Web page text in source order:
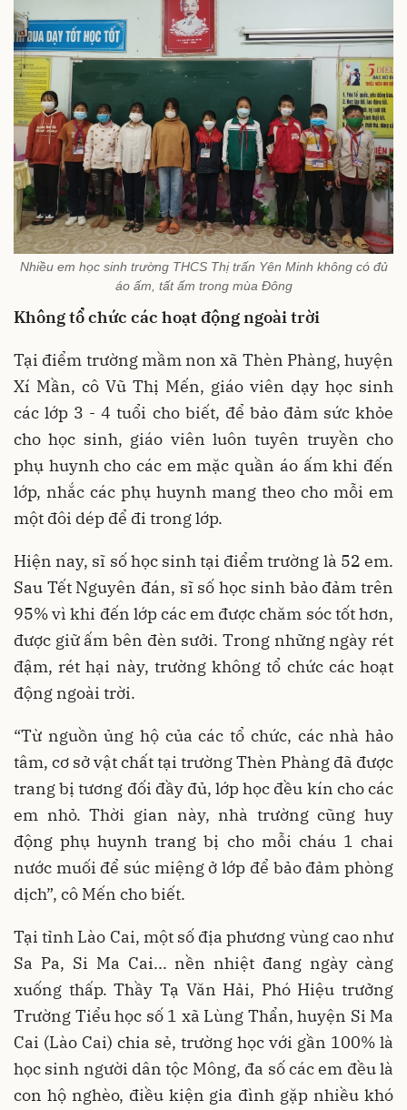
Nhiều em học sinh trường THCS Thị trấn Yên Minh không có đủ
áo ấm, tất ấm trong mùa Đông
Không tổ chức các hoạt động ngoài trời
Tại điểm trường mầm non xã Thèn Phàng, huyện
Xí Mần, cô Vũ Thị Mến, giáo viên dạy học sinh
các lớp 3 - 4 tuổi cho biết, để bảo đảm sức khỏe
cho học sinh, giáo viên luôn tuyên truyền cho
phụ huynh cho các em mặc quần áo ấm khi đến
lớp, nhắc các phụ huynh mang theo cho mỗi em
một đôi dép để đi trong lớp.
Hiện nay, sĩ số học sinh tại điểm trường là 52 em.
Sau Tết Nguyên đán, sĩ số học sinh bảo đảm trên
95% vì khi đến lớp các em được chăm sóc tốt hơn,
được giữ ấm bên đèn sưởi. Trong những ngày rét
đậm, rét hại này, trường không tổ chức các hoạt
động ngoài trời.
“Từ nguồn ủng hộ của các tổ chức, các nhà hảo
tâm, cơ sở vật chất tại trường Thèn Phàng đã được
trang bị tương đối đầy đủ, lớp học đều kín cho các
em nhỏ. Thời gian này, nhà trường cũng huy
động phụ huynh trang bị cho mỗi cháu 1 chai
nước muối để súc miệng ở lớp để bảo đảm phòng
dịch”, cô Mến cho biết.
Tại tỉnh Lào Cai, một số địa phương vùng cao như
Sa Pa, Si Ma Cai... nền nhiệt đang ngày càng
xuống thấp. Thầy Tạ Văn Hải, Phó Hiệu trưởng
Trường Tiểu học số 1 xã Lùng Thẩn, huyện Si Ma
Cai (Lào Cai) chia sẻ, trường học với gần 100% là
học sinh người dân tộc Mông, đa số các em đều là
con hộ nghèo, điều kiện gia đình gặp nhiều khó